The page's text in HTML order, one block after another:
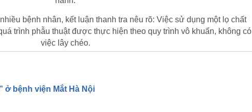
bệnh nhân, kết luận thanh tra nêu rõ: Việc sử dụng một lọ chất
trình phẫu thuật được thực hiện theo quy trình vô khuẩn, không có
việc lây chéo.
ở bệnh viện Mắt Hà Nội